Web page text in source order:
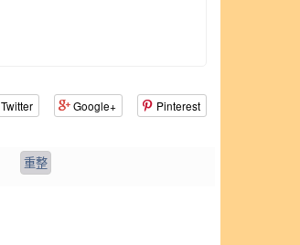
Twitter Google+ Pinterest